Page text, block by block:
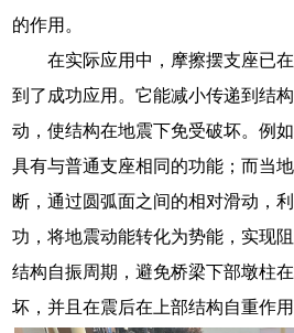
的作用。
在实际应用中，摩擦摆支座已
到了成功应用。它能减小传递到结
动，使结构在地震下免受破坏。例
具有与普通支座相同的功能；而当
断，通过圆弧面之间的相对滑动，
功，将地震动能转化为势能，实现
结构自振周期，避免桥梁下部墩柱
坏，并且在震后在上部结构自重作